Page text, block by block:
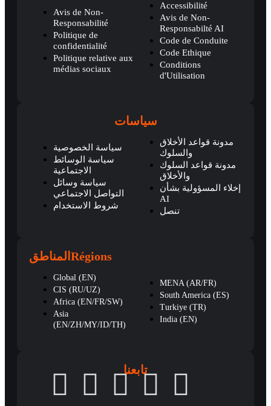
Avis de Non-
Responsabilité
Politique de
confidentialité
Politique relative aux
médias sociaux
Accessibilité
Avis de Non-
Responsabilté AI
Code de Conduite
Code Ethique
Conditions
d'Utilisation
سياسات
سياسة الخصوصية
سياسة الوسائط
الاجتماعية
سياسة وسائل
التواصل الاجتماعي
شروط الاستخدام
مدونة قواعد الأخلاق
والسلوك
مدونة قواعد السلوك
والأخلاق
إخلاء المسؤولية بشأن
AI
تنصل
المناطق Régions
Global (EN)
CIS (RU/UZ)
Africa (EN/FR/SW)
Asia
(EN/ZH/MY/ID/TH)
MENA (AR/FR)
South America (ES)
Turkiye (TR)
India (EN)
تابعنا